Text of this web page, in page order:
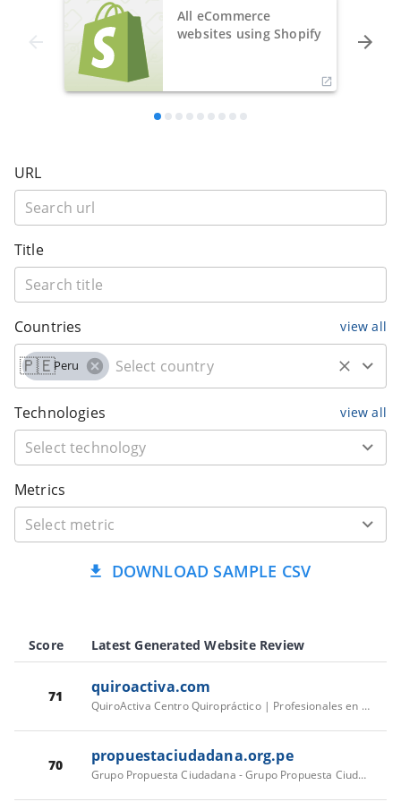
All eCommerce
websites using Shopify
URL
Title
Countries view all
🇵🇪Peru
Technologies view all
Metrics
DOWNLOAD SAMPLE CSV
Score Latest Generated Website Review
71 quiroactiva.com
QuiroActiva Centro Quiropráctico | Profesionales en el cuidado de la columna vertebral
70 propuestaciudadana.org.pe
Grupo Propuesta Ciudadana - Grupo Propuesta Ciudadana